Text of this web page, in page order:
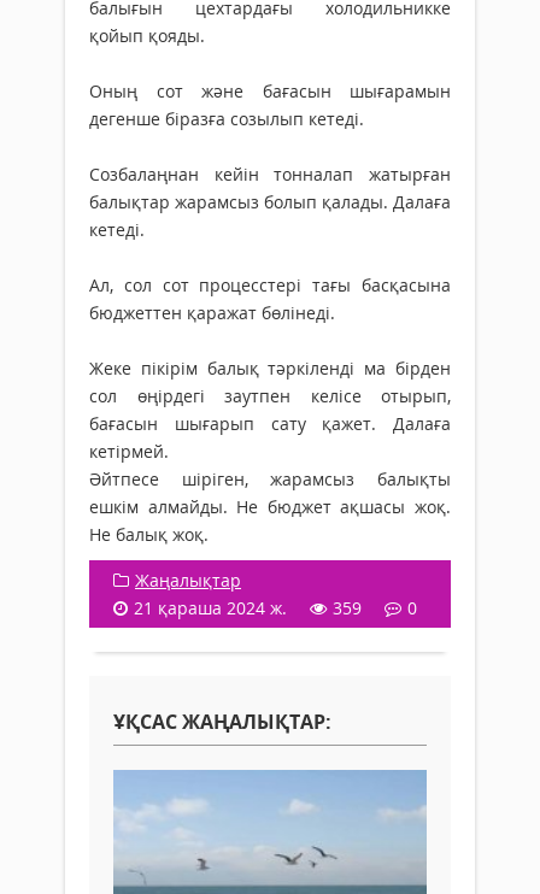
балығын цехтардағы холодильникке
қойып қояды.
Оның сот және бағасын шығарамын
дегенше біразға созылып кетеді.
Созбалаңнан кейін тонналап жатырған
балықтар жарамсыз болып қалады. Далаға
кетеді.
Ал, сол сот процесстері тағы басқасына
бюджеттен қаражат бөлінеді.
Жеке пікірім балық тәркіленді ма бірден
сол өңірдегі заутпен келісе отырып,
бағасын шығарып сату қажет. Далаға
кетірмей.
Әйтпесе шіріген, жарамсыз балықты
ешкім алмайды. Не бюджет ақшасы жоқ.
Не балық жоқ.
Жаңалықтар
21 қараша 2024 ж.
359 0
ҰҚСАС ЖАҢАЛЫҚТАР: